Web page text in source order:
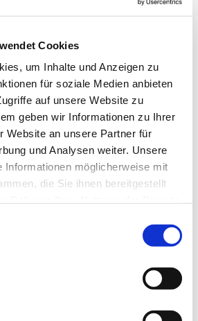
Cookies
um Inhalte und Anzeigen zu
für soziale Medien anbieten
auf unsere Website zu
geben wir Informationen zu Ihrer
Website an unsere Partner für
und Analysen weiter. Unsere
Informationen möglicherweise mit
die Sie ihnen bereitgestellt
visit
Sunday 11 am – 6 pm